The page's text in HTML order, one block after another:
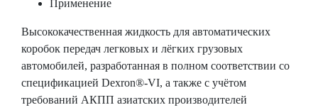
Применение
Высококачественная жидкость для автоматических
коробок передач легковых и лёгких грузовых
автомобилей, разработанная в полном соответствии со
спецификацией Dexron®-VI, а также с учётом
требований АКПП азиатских производителей